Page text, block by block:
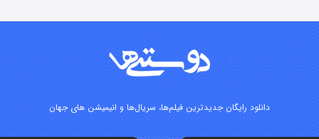
قسمت۷ (زیرنویس) منتشر شد
دانلود رایگان جدیدترین فیلم‌ها، سریال‌ها و انیمیشن های جهان